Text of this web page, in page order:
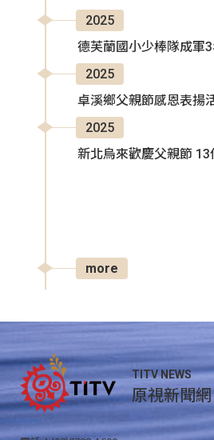
2025
德芙蘭國小少棒隊成軍
2025
卓溪鄉父親節感恩表揚
2025
新北烏來歡慶父親節
more
TITV NEWS
原視新聞網